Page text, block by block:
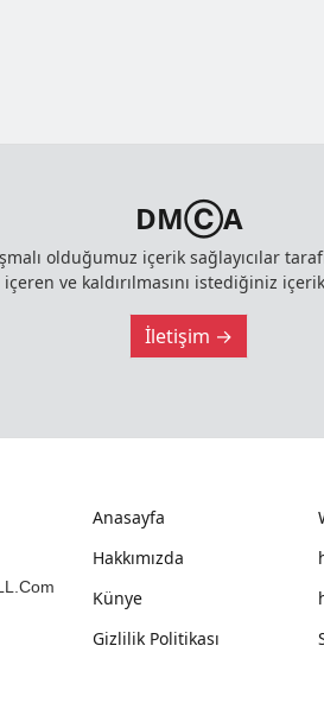
DMⒸA
olduğumuz içerik sağlayıcılar
içeren ve kaldırılmasını istediğiniz
İletişim →
Anasayfa
Hakkımızda
Künye
Gizlilik Politikası